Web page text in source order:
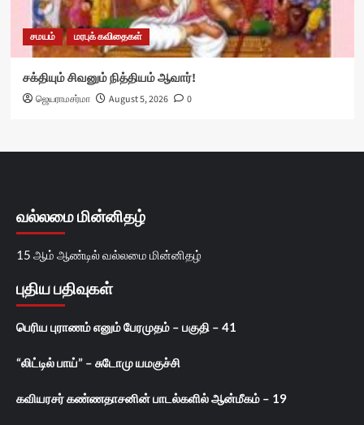
சமயம் மரபுக் கவிதைகள்
சக்தியும் சிவனும் நித்தியம் ஆவார்!
ஜெயராமசர்மா August 5, 2026 0
வல்லமை மின்னிதழ்
15 ஆம் ஆண்டில் வல்லமை மின்னிதழ்
புதிய பதிவுகள்
பெரிய புராணம் எனும் பேரமுதம் – பகுதி – 41
“லிட்டில் பாய்” – சுடோமு யமகுச்சி
கவியரசர் கண்ணதாசனின் பாடல்களில் ஆன்மீகம் – 19